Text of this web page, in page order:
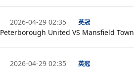
2026-04-29 02:35 英冠
Peterborough United VS Mansfield Town
2026-04-29 02:35 英冠